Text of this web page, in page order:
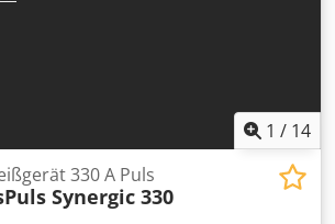
1 / 14
330 A Puls
Synergic 330